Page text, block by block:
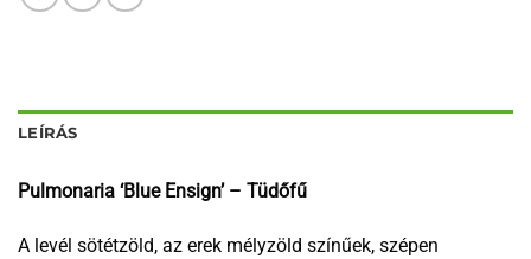
LEÍRÁS
Pulmonaria ‘Blue Ensign’ – Tüdőfű
A levél sötétzöld, az erek mélyzöld színűek, szépen